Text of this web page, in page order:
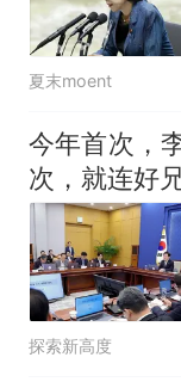
夏末moent
今年首次，
次，就连好
探索新高度